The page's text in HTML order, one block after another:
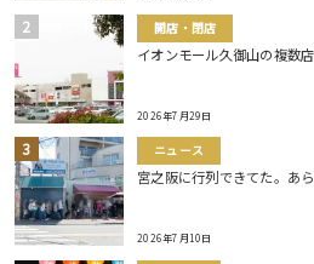
開店・閉店
イオンモール久御山の複数
2026年7月29日
ニュース
宮之阪に行列できてた。あ
2026年7月10日